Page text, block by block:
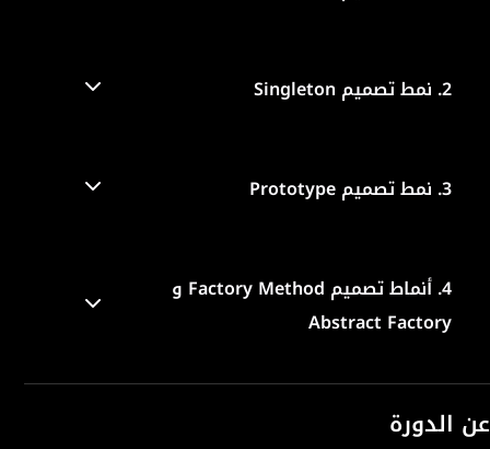
2. نمط تصميم Singleton
3. نمط تصميم Prototype
4.
أنماط تصميم Factory Method و
Abstract Factory
عن الدورة